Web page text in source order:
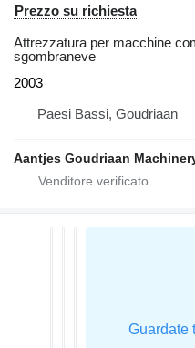
Prezzo su richiesta
Attrezzatura per macchine
sgombraneve
2003
Paesi Bassi, Goudriaan
Aantjes Goudriaan